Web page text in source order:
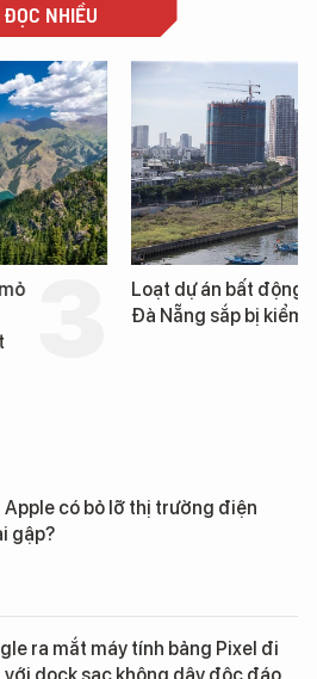
ĐỌC NHIỀU
Loạt dự án bất động
Đà Nẵng sắp bị kiểm
Apple có bỏ lỡ thị trường điện
gập?
ra mắt máy tính bảng Pixel đi